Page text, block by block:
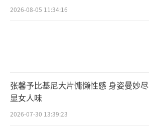
2026-08-05 11:34:16
张馨予比基尼大片慵懒性感 身姿曼妙尽
显女人味
2026-07-30 13:39:23